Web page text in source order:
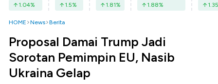
1.04% 1.5% 1.81% 1.88% 1.35
HOME News Berita
Proposal Damai Trump Jadi
Sorotan Pemimpin EU, Nasib
Ukraina Gelap